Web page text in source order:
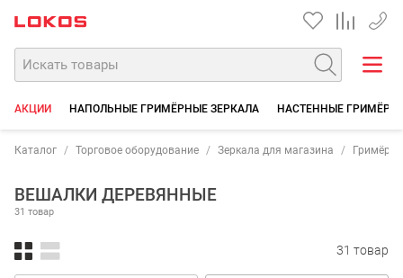
+7
АКЦИИ НАПОЛЬНЫЕ ГРИМЁРНЫЕ ЗЕРКАЛА НАСТЕННЫЕ
Каталог Торговое оборудование Зеркала для магазина
ВЕШАЛКИ ДЕРЕВЯННЫЕ
31 товар
31 товар